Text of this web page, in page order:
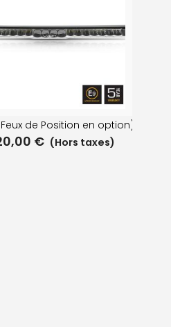
de Position en option)
€ (Hors taxes)